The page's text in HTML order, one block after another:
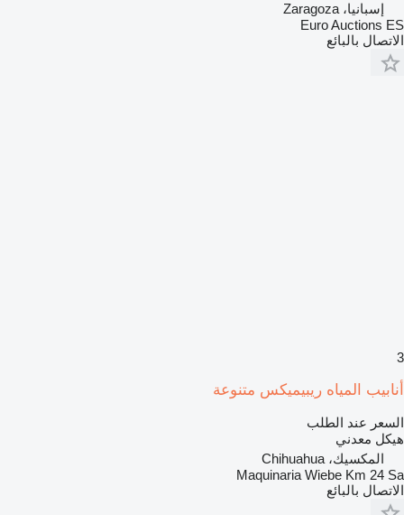
إسبانيا، Zaragoza
Euro Auctions ES
الاتصال بالبائع
3
أنابيب المياه ريبيميكس متنوعة
السعر عند الطلب
هيكل معدني
المكسيك، Chihuahua
Maquinaria Wiebe Km 24 Sa
الاتصال بالبائع